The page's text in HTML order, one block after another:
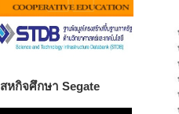
สหกิจศึกษา Segate